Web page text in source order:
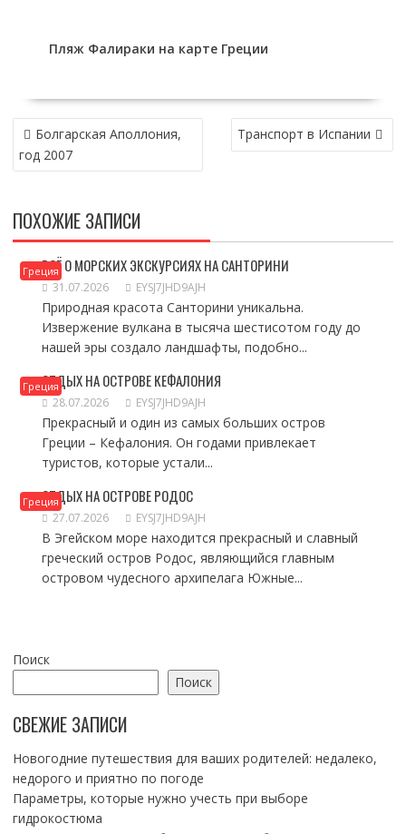
Пляж Фалираки на карте Греции
НАВИГАЦИЯ
ПО
ЗАПИСЯМ
Болгарская Аполлония,
год 2007
Транспорт в Испании
ПОХОЖИЕ ЗАПИСИ
ГрецияВСЁ О МОРСКИХ ЭКСКУРСИЯХ НА САНТОРИНИ
31.07.2026 EYSJ7JHD9AJH
Природная красота Санторини уникальна.
Извержение вулкана в тысяча шестисотом году до
нашей эры создало ландшафты, подобно...
ГрецияОТДЫХ НА ОСТРОВЕ КЕФАЛОНИЯ
28.07.2026 EYSJ7JHD9AJH
Прекрасный и один из самых больших остров
Греции – Кефалония. Он годами привлекает
туристов, которые устали...
ГрецияОТДЫХ НА ОСТРОВЕ РОДОС
27.07.2026 EYSJ7JHD9AJH
В Эгейском море находится прекрасный и славный
греческий остров Родос, являющийся главным
островом чудесного архипелага Южные...
Поиск
Поиск
СВЕЖИЕ ЗАПИСИ
Новогодние путешествия для ваших родителей: недалеко,
недорого и приятно по погоде
Параметры, которые нужно учесть при выборе
гидрокостюма